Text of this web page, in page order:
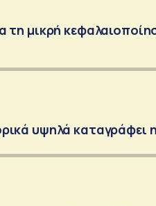
τη μικρή
υψηλά καταγράφει